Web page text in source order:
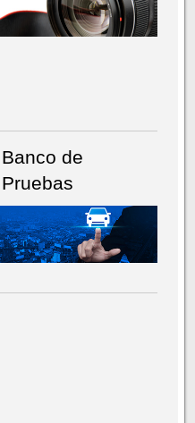
Banco de
Pruebas